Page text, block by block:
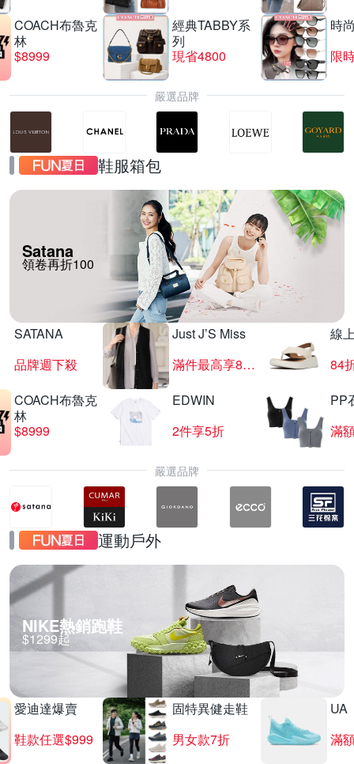
CITIZEN星辰錶結帳83折
滿1件享83折
COACH布魯克
林
$8999
經典TABBY系
列
現省4800
時
限
嚴選品牌
鞋服箱包
Satana
領卷再折100
SATANA
品牌週下殺
Just J’S Miss
滿件最高享85折
線
84
COACH布魯克
林
$8999
EDWIN
2件享5折
PP
滿
嚴選品牌
運動戶外
NIKE熱銷跑鞋
$1299起
愛迪達爆賣
鞋款任選$999
固特異健走鞋
男女款7折
UA
滿